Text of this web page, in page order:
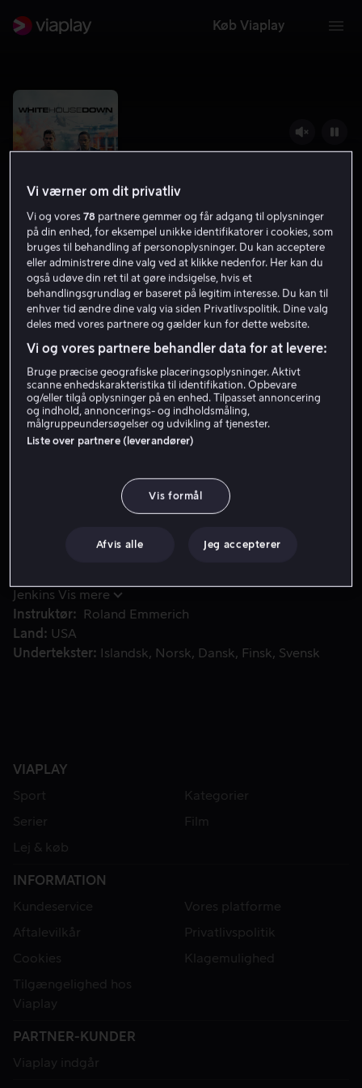
Køb Viaplay
White House Down
6.3 Action 2013 2 t. 6 min
15 år
Få Viaplay
Det Hvide Hus. Hans datter er begejstret ved tanken om
en far som livvagt for verdens mest magtfulde person,
Jenkins Vis mere
Instruktør
Roland Emmerich
Land
USA
Undertekster
Islandsk Norsk Dansk Finsk Svensk
VIAPLAY
Sport
Kategorier
Serier
Film
Lej & køb
INFORMATION
Kundeservice
Vores platforme
Aftalevilkår
Privatlivspolitik
Cookies
Klagemulighed
Tilgængelighed hos
Viaplay
PARTNER-KUNDER
Viaplay indgår
Vi værner om dit privatliv
Vi og vores78 partnere gemmer og får adgang til oplysninger
på din enhed, for eksempel unikke identifikatorer i cookies, som
bruges til behandling af personoplysninger. Du kan acceptere
eller administrere dine valg ved at klikke nedenfor. Her kan du
også udøve din ret til at gøre indsigelse, hvis et
behandlingsgrundlag er baseret på legitim interesse. Du kan til
enhver tid ændre dine valg via siden Privatlivspolitik. Dine valg
deles med vores partnere og gælder kun for dette website.
Vi og vores partnere behandler data for at levere:
Bruge præcise geografiske placeringsoplysninger. Aktivt
scanne enhedskarakteristika til identifikation. Opbevare
og/eller tilgå oplysninger på en enhed. Tilpasset annoncering
og indhold, annoncerings- og indholdsmåling,
målgruppeundersøgelser og udvikling af tjenester.
Liste over partnere (leverandører)
Vis formål
Afvis alle Jeg accepterer